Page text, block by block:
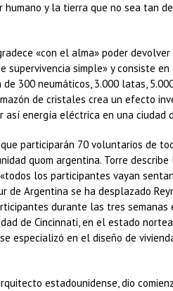
y la tierra que no sea tan
«con el alma» poder
supervivencia simple» y consiste
300 neumáticos, 3.000 latas,
de cristales crea un efecto
energía eléctrica en una
participarán 70 voluntarios de
quom argentina. Torre
los participantes vayan
Argentina se ha desplazado
durante las tres
de Cincinnati, en el estado
especializó en el diseño de
estadounidense, dio